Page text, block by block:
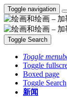
Toggle navigation
Toggle Search
Toggle
Toggle
Boxed page
Toggle Search
新闻